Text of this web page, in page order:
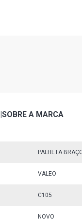
|SOBRE A MARCA
PALHETA
VALEO
C105
NOVO